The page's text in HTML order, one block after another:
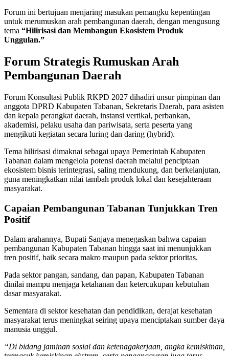
Forum ini bertujuan menjaring masukan pemangku kepentingan
untuk merumuskan arah pembangunan daerah, dengan mengusung
tema “Hilirisasi dan Membangun Ekosistem Produk
Unggulan.”
Forum Strategis Rumuskan Arah
Pembangunan Daerah
Forum Konsultasi Publik RKPD 2027 dihadiri unsur pimpinan dan
anggota DPRD Kabupaten Tabanan, Sekretaris Daerah, para asisten
dan kepala perangkat daerah, instansi vertikal, perbankan,
akademisi, pelaku usaha dan pariwisata, serta peserta yang
mengikuti kegiatan secara luring dan daring (hybrid).
Tema hilirisasi dimaknai sebagai upaya Pemerintah Kabupaten
Tabanan dalam mengelola potensi daerah melalui penciptaan
ekosistem bisnis terintegrasi, saling mendukung, dan berkelanjutan,
guna meningkatkan nilai tambah produk lokal dan kesejahteraan
masyarakat.
Capaian Pembangunan Tabanan Tunjukkan Tren
Positif
Dalam arahannya, Bupati Sanjaya menegaskan bahwa capaian
pembangunan Kabupaten Tabanan hingga saat ini menunjukkan
tren positif, baik secara makro maupun pada sektor prioritas.
Pada sektor pangan, sandang, dan papan, Kabupaten Tabanan
dinilai mampu menjaga ketahanan dan ketercukupan kebutuhan
dasar masyarakat.
Sementara di sektor kesehatan dan pendidikan, derajat kesehatan
masyarakat terus meningkat seiring upaya menciptakan sumber daya
manusia unggul.
“Di bidang jaminan sosial dan ketenagakerjaan, angka kemiskinan,